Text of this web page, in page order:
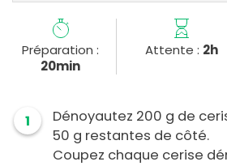
Préparation :
20min
Attente : 2h
1
Dénoyautez 200 g de
50 g restantes de côté.
Coupez chaque cerise